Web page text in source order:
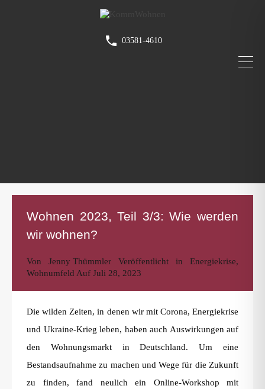
03581-4610
Wohnen 2023, Teil 3/3: Wie werden
wir wohnen?
Von Jenny Thümmler Veröffentlicht in Energiekrise,
Wohnumfeld Auf Juli 28, 2023
Die wilden Zeiten, in denen wir mit Corona, Energiekrise
und Ukraine-Krieg leben, haben auch Auswirkungen auf
den Wohnungsmarkt in Deutschland. Um eine
Bestandsaufnahme zu machen und Wege für die Zukunft
zu finden, fand neulich ein Online-Workshop mit